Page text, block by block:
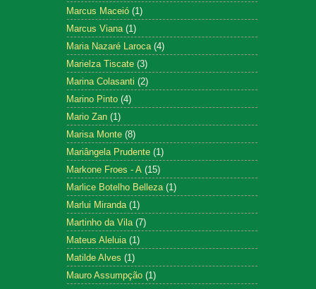
Marcus Maceió (1)
Marcus Viana (1)
Maria Nazaré Laroca (4)
Marielza Tiscate (3)
Marina Colasanti (2)
Marino Pinto (4)
Mario Zan (1)
Marisa Monte (8)
Mariângela Prudente (1)
Markone Froes - A (15)
Marlice Botelho Belleza (1)
Marlui Miranda (1)
Martinho da Vila (7)
Mateus Aleluia (1)
Matilde Alves (1)
Mauro Assumpção (1)